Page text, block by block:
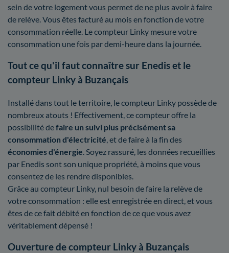
sein de votre logement vous permet de ne plus avoir à faire
de relève. Vous êtes facturé au mois en fonction de votre
consommation réelle. Le compteur Linky mesure votre
consommation une fois par demi-heure dans la journée.
Tout ce qu'il faut connaître sur Enedis et le
compteur Linky à Buzançais
Installé dans tout le territoire, le compteur Linky possède de
nombreux atouts ! Effectivement, ce compteur offre la
possibilité defaire un suivi plus précisément sa
consommation d'électricité , et de faire à la fin des
économies d'énergie . Soyez rassuré, les données recueillies
par Enedis sont son unique propriété, à moins que vous
consentez de les rendre disponibles.
Grâce au compteur Linky, nul besoin de faire la relève de
votre consommation : elle est enregistrée en direct, et vous
êtes de ce fait débité en fonction de ce que vous avez
véritablement dépensé !
Ouverture de compteur Linky à Buzançais